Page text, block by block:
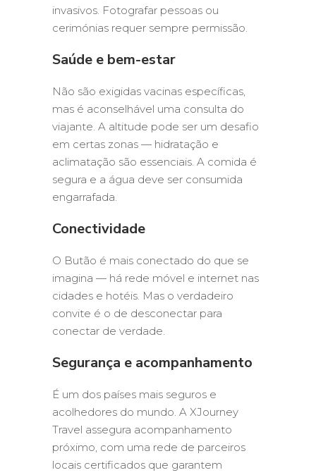
invasivos. Fotografar pessoas ou
cerimónias requer sempre permissão.
Saúde e bem-estar
Não são exigidas vacinas específicas,
mas é aconselhável uma consulta do
viajante. A altitude pode ser um desafio
em certas zonas — hidratação e
aclimatação são essenciais. A comida é
segura e a água deve ser consumida
engarrafada.
Conectividade
O Butão é mais conectado do que se
imagina — há rede móvel e internet nas
cidades e hotéis. Mas o verdadeiro
convite é o de desconectar para
conectar de verdade.
Segurança e acompanhamento
É um dos países mais seguros e
acolhedores do mundo. A XJourney
Travel assegura acompanhamento
próximo, com uma rede de parceiros
locais certificados que garantem